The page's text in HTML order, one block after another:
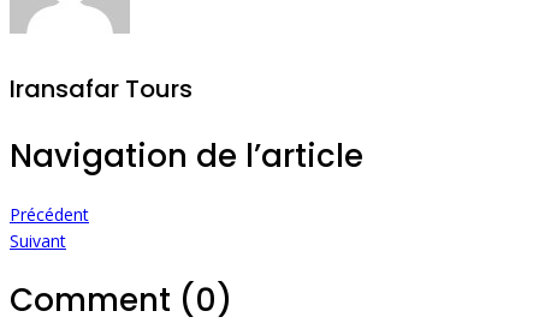
Iransafar Tours
Navigation de l’article
Précédent
Suivant
Comment (0)